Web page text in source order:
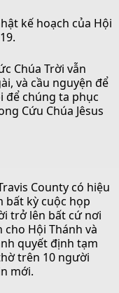
kế hoạch của Hội
Chúa Trời vẫn
và cầu nguyện để
để chúng ta phục
Cứu Chúa Jêsus
County có hiệu
bất kỳ cuộc họp
trở lên bất cứ nơi
Hội Thánh và
quyết định tạm
trên 10 người
mới.